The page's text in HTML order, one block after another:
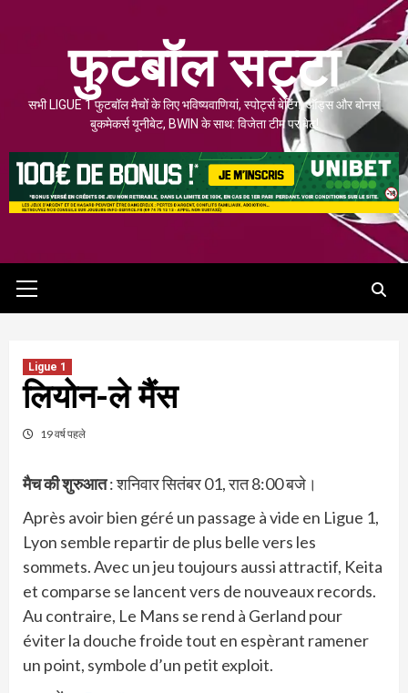
लिए
फुटबॉल सट्टा
सभी LIGUE 1 फुटबॉल मैचों के लिए भविष्यवाणियां, स्पोर्ट्स बेटिंग, ऑड्स और बोनस
बुकमेकर्स यूनीबेट, BWIN के साथ: विजेता टीम पर बेट!
मेनू
Ligue 1
लियोन-ले मैंस
19 वर्ष पहले
मैच की शुरुआत: शनिवार सितंबर 01, रात 8:00 बजे।
Après avoir bien géré un passage à vide en Ligue 1,
Lyon semble repartir de plus belle vers les
sommets. Avec un jeu toujours aussi attractif, Keita
et comparse se lancent vers de nouveaux records.
Au contraire, Le Mans se rend à Gerland pour
éviter la douche froide tout en espèrant ramener
un point, symbole d’un petit exploit.